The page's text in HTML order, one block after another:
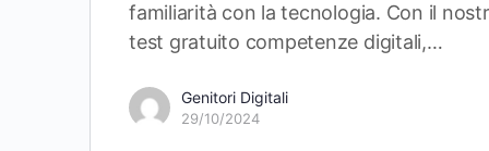
familiarità con la tecnologia. Con il
test gratuito competenze digitali,…
Genitori Digitali
29/10/2024